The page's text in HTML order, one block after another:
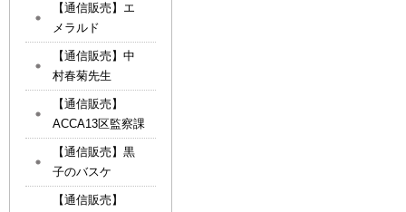
【通信販売】エ
メラルド
【通信販売】中
村春菊先生
【通信販売】
ACCA13区監察課
【通信販売】黒
子のバスケ
【通信販売】